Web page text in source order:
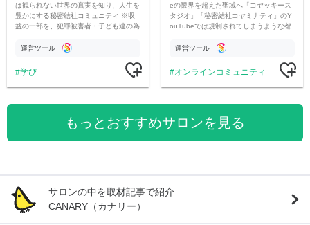
は観られない世界の真実を知り、人生を
豊かにする秘密結社コミュニティ ※収
益の一部を、犯罪被害者・子ども達の為
す運営ツール
学び
eの限界を超えた聖域へ「コヤッキース
タジオ」「秘密結社コヤミナティ」のY
ouTubeでは規制されてしまうような都
公開。
運営ツール
オンラインコミュニティ
もっとおすすめサロンを見る
サロンの中を取材記事で紹介
CANARY（カナリー）